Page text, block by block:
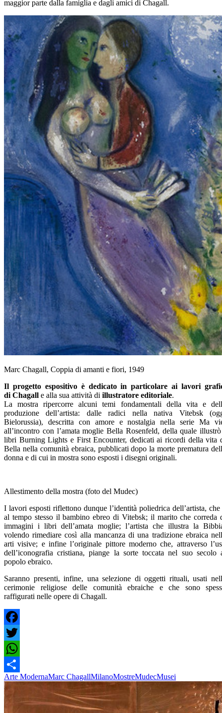
maggior parte dalla famiglia e dagli amici di Chagall.
Marc Chagall, Coppia di amanti e fiori, 1949
Il progetto espositivo è dedicato in particolare ai lavori
di Chagall e alla sua attività di illustratore editoriale.
La mostra ripercorre alcuni temi fondamentali della vita e
produzione dell’artista: dalle radici nella nativa Vitebsk
Bielorussia), descritta con amore e nostalgia nella serie Ma
all’incontro con l’amata moglie Bella Rosenfeld, della quale
libri Burning Lights e First Encounter, dedicati ai ricordi della vita
Bella nella comunità ebraica, pubblicati dopo la morte prematura
donna e di cui in mostra sono esposti i disegni originali.
Allestimento della mostra (foto del Mudec)
I lavori esposti riflettono dunque l’identità poliedrica dell’artista, che
al tempo stesso il bambino ebreo di Vitebsk; il marito che correda
immagini i libri dell’amata moglie; l’artista che illustra la
volendo rimediare così alla mancanza di una tradizione ebraica
arti visive; e infine l’originale pittore moderno che, attraverso
dell’iconografia cristiana, piange la sorte toccata nel suo secolo
popolo ebraico.
Saranno presenti, infine, una selezione di oggetti rituali, usati
cerimonie religiose delle comunità ebraiche e che sono
raffigurati nelle opere di Chagall.
Facebook
Twitter
WhatsApp
Share
Arte ModernaMarc ChagallMilanoMostreMudecMusei